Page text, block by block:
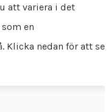
att variera i det
en
Klicka nedan för att se